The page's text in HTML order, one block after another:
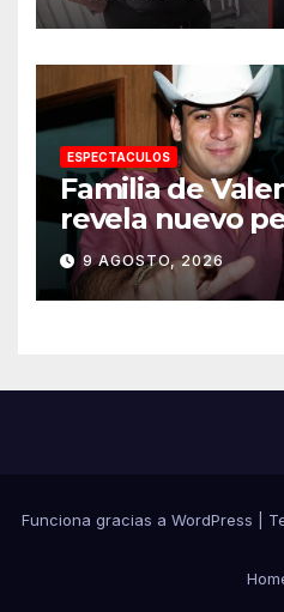
ESPECTACULOS
Familia de
revela nuevo
20 años de su
9 AGOSTO, 2026
Funciona gracias a WordPress